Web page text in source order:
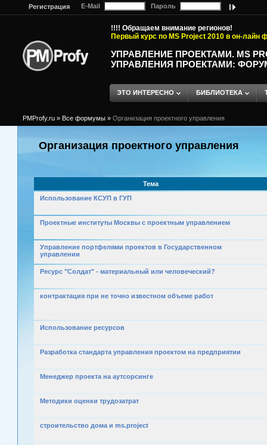
Регистрация E-Mail Пароль
!!!! Обращаем внимание регионов!
Первый курс по MS Project 2010 в он-лайн
УПРАВЛЕНИЕ ПРОЕКТАМИ. MS
УПРАВЛЕНИЯ ПРОЕКТАМИ:
ЭТО ИНТЕРЕСНО БИБЛИОТЕКА
PMProfy.ru » Все формумы » Организация проектного управления
Организация проектного управления
Тема
Использование КСУП в ГУП
Проектные институты Москвы с проектным управлением
Управление портфелями проектов в Государственном
управлении
Ресурс "Солдат" - материальный или человеческий?
контрактация при не точно известном объеме работ
Использование ресурсов
Разработка стандарта управления проектом на предприятии
Менеджер проекта на аутсорсинге
Методики оценки трудозатрат
строительство дома и ms.project